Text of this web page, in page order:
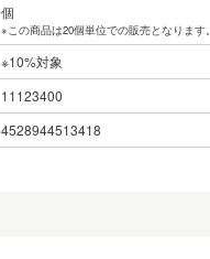
個
※この商品は20個単位での販売となります。
※10%対象
11123400
4528944513418